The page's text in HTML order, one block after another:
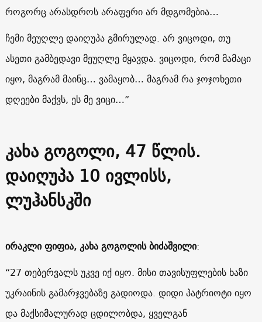
როგორც არასდროს არაფერი არ მდგომებია…
ჩემი მეუღლე დაიღუპა გმირულად. არ ვიცოდი, თუ
ასეთი გამბედავი მეუღლე მყავდა. ვიცოდი, რომ მამაცი
იყო, მაგრამ მაინც… ვამაყობ… მაგრამ რა ჯოჯოხეთი
დღეები მაქვს, ეს მე ვიცი…”
კახა გოგოლი, 47 წლის.
დაიღუპა 10 ივლისს,
ლუჰანსკში
ირაკლი ფიფია, კახა გოგოლის ბიძაშვილი:
“27 თებერვალს უკვე იქ იყო. მისი თავისუფლების ხაზი
უკრაინის გამარჯვებაზე გადიოდა. დიდი პატრიოტი იყო
და მაქსიმალურად ცდილობდა, ყველგან